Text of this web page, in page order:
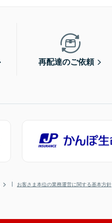
再配達のご依頼
お客さま本位の業務運営に関する基本方針